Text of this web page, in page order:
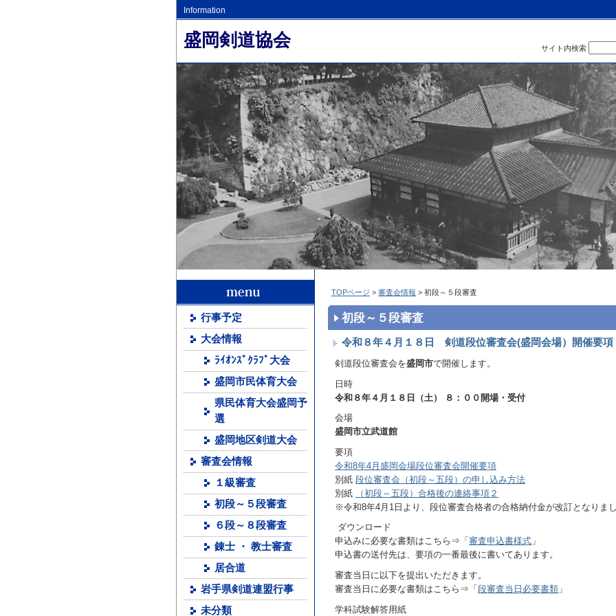
Information
盛岡剣道協会 サイト内検索
TOPページ > 審査会情報 > 初段～５段審査
初段～５段審査
令和８年４月１８日 剣道段位審査会(盛岡会場）開催要項
剣道段位審査会を盛岡市で開催します。
日時
令和８年４月１８日（土） ８：００開場・受付
会場
盛岡市立武道館
要項
令和8年4月盛岡会場段位審査会開催要項
別紙 段位審査会（初段～五段）の申し込み方法
別紙
（初段～五段）合格後の連絡事項２
※令和8年4月1日より、 段位審査合格者の合格納付金が改訂となりま
ダウンロード
申込みに必要な書類はこちら⇒「 審査申込書様式 」
申込書の送付先は、要項の一番最後に書いてあります。
審査当日に以下を提出いただきます。
審査当日に必要な書類はこちら⇒「 段審査当日必要書類 」
学科試験解答用紙
行事予定
大会情報
ﾗｲｵﾝｽﾞｸﾗﾌﾞ大会
盛岡市民体育大会
県民体育大会盛岡予
選
盛岡地区剣道大会
審査会情報
１級審査
初段～５段審査
６段～８段審査
錬士 ・ 教士審査
居合道
岩手県剣道連盟行事
未分類